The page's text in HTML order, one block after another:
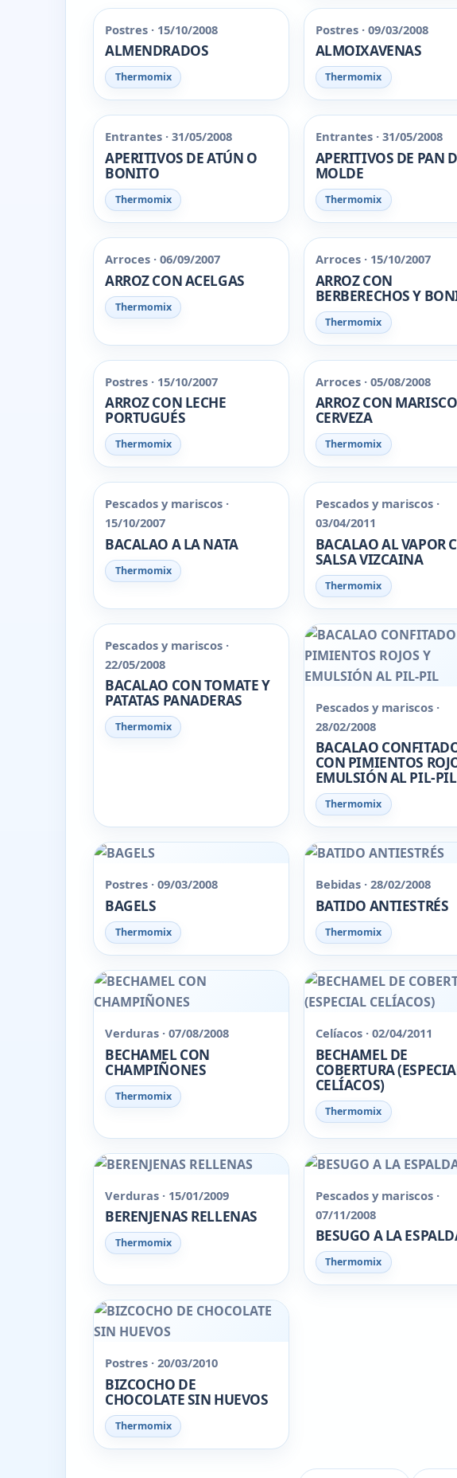
Postres · 15/10/2008
ALMENDRADOS
Thermomix
Postres · 09/03/2008
ALMOIXAVENAS
Thermomix
Entrantes · 31/05/2008
APERITIVOS DE ATÚN O
BONITO
Thermomix
Entrantes · 31/05/2008
APERITIVOS DE PAN
MOLDE
Thermomix
Arroces · 06/09/2007
ARROZ CON ACELGAS
Thermomix
Arroces · 15/10/2007
ARROZ CON
BERBERECHOS Y
Thermomix
Postres · 15/10/2007
ARROZ CON LECHE
PORTUGUÉS
Thermomix
Arroces · 05/08/2008
ARROZ CON
CERVEZA
Thermomix
Pescados y mariscos ·
15/10/2007
BACALAO A LA NATA
Thermomix
Pescados y mariscos ·
03/04/2011
BACALAO AL VAPOR
SALSA VIZCAINA
Thermomix
Pescados y mariscos ·
22/05/2008
BACALAO CON TOMATE Y
PATATAS PANADERAS
Thermomix
Pescados y mariscos ·
28/02/2008
BACALAO
CON PIMIENTOS
EMULSIÓN AL PIL-PIL
Thermomix
Postres · 09/03/2008
BAGELS
Thermomix
Bebidas · 28/02/2008
BATIDO ANTIESTRÉS
Thermomix
Verduras · 07/08/2008
BECHAMEL CON
CHAMPIÑONES
Thermomix
Celíacos · 02/04/2011
BECHAMEL DE
COBERTURA
CELÍACOS)
Thermomix
Verduras · 15/01/2009
BERENJENAS RELLENAS
Thermomix
Pescados y mariscos ·
07/11/2008
BESUGO A LA
Thermomix
Postres · 20/03/2010
BIZCOCHO DE
CHOCOLATE SIN HUEVOS
Thermomix